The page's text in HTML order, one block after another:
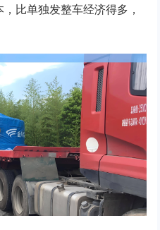
比单独发整车经济得多，